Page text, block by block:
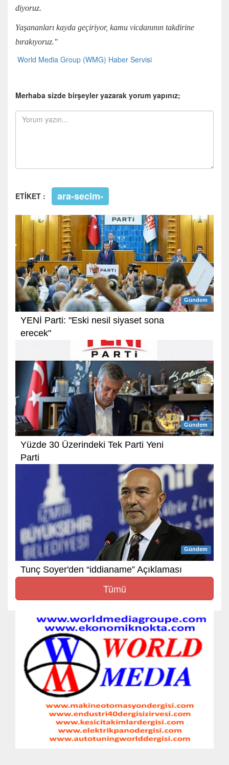
diyoruz.
Yaşananları kayda geçiriyor, kamu vicdanının takdirine
bırakıyoruz."
World Media Group (WMG) Haber Servisi
Merhaba sizde birşeyler yazarak yorum yapınız;
ETİKET : ara-secim-
Gündem
YENİ Parti: "Eski nesil siyaset sona
erecek"
Gündem
Yüzde 30 Üzerindeki Tek Parti Yeni
Parti
Gündem
Tunç Soyer'den “iddianame” Açıklaması
Tümü